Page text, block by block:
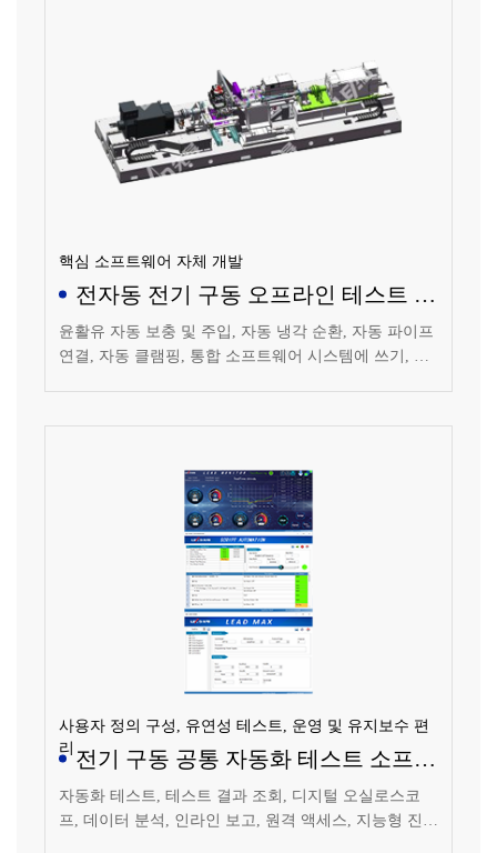
핵심 소프트웨어 자체 개발
전자동 전기 구동 오프라인 테스트 시
스템
윤활유 자동 보충 및 주입, 자동 냉각 순환, 자동 파이프
연결, 자동 클램핑, 통합 소프트웨어 시스템에 쓰기, 테
사용자 정의 구성, 유연성 테스트, 운영 및 유지보수 편
리 전기 구동 공통 자동화 테스트 소프트
웨어
자동화 테스트, 테스트 결과 조회, 디지털 오실로스코
프, 데이터 분석, 인라인 보고, 원격 액세스, 지능형 진